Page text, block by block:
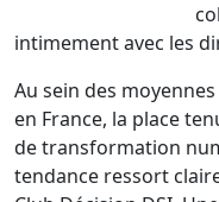
intimement avec les
Au sein des
en France, la place
de transformation
tendance ressort